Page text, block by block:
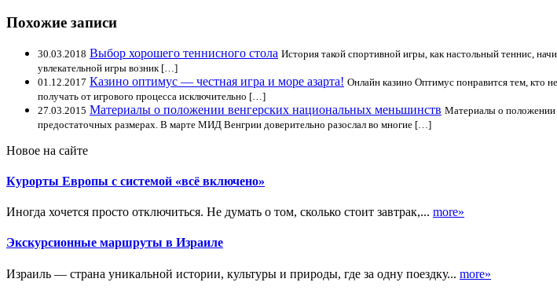
Похожие записи
30.03.2018 Выбор хорошего теннисного стола История такой спортивной игры, как настольный теннис,
увлекательной игры возник […]
01.12.2017 Казино оптимус — честная игра и море азарта! Онлайн казино Оптимус понравится тем, кто
получать от игрового процесса исключительно […]
27.03.2015 Материалы о положении венгерских национальных меньшинств Материалы о положении
предостаточных размерах. В марте МИД Венгрии доверительно разослал во многие […]
Новое на сайте
Курорты Европы с системой «всё включено»
Иногда хочется просто отключиться. Не думать о том, сколько стоит завтрак,... more»
Экскурсионные маршруты в Израиле
Израиль — страна уникальной истории, культуры и природы, где за одну поездку... more»